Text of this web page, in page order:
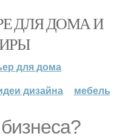
ДЛЯ ДОМА И
для дома
дизайна мебель